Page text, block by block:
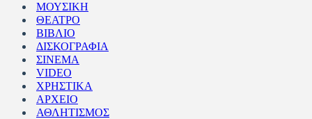
ΜΟΥΣΙΚΗ
ΘΕΑΤΡΟ
ΒΙΒΛΙΟ
ΔΙΣΚΟΓΡΑΦΙΑ
ΣΙΝΕΜΑ
VIDEO
ΧΡΗΣΤΙΚΑ
ΑΡΧΕΙΟ
ΑΘΛΗΤΙΣΜΟΣ